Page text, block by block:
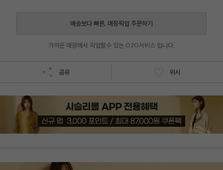
배송보다 빠른, 매장픽업 주문하기
가까운 매장에서 픽업할수 있는 O2O서비스 입니다.
공유 위시